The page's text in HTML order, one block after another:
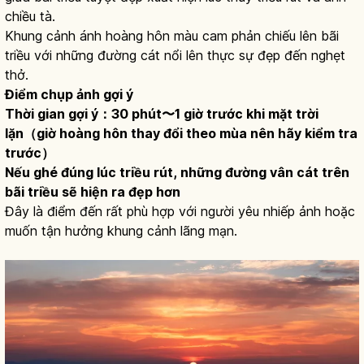
chiều tà.
Khung cảnh ánh hoàng hôn màu cam phản chiếu lên bãi
triều với những đường cát nổi lên thực sự đẹp đến nghẹt
thở.
Điểm chụp ảnh gợi ý
Thời gian gợi ý：30 phút〜1 giờ trước khi mặt trời
lặn（giờ hoàng hôn thay đổi theo mùa nên hãy kiểm tra
trước）
Nếu ghé đúng lúc triều rút, những đường vân cát trên
bãi triều sẽ hiện ra đẹp hơn
Đây là điểm đến rất phù hợp với người yêu nhiếp ảnh hoặc
muốn tận hưởng khung cảnh lãng mạn.